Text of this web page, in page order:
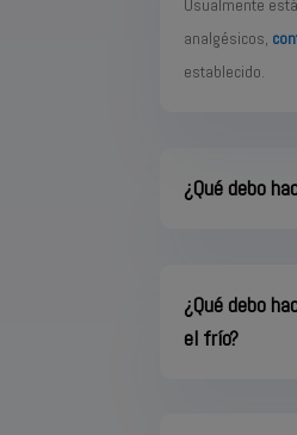
Usualmente
analgésicos,
establecido.
¿Qué debo
¿Qué debo
el frío?